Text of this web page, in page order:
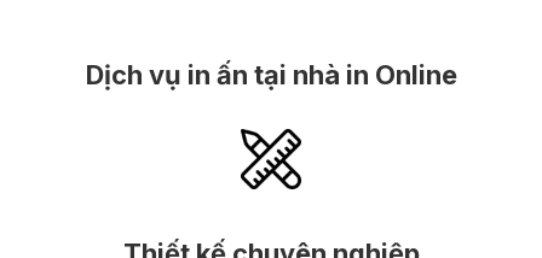
Dịch vụ in ấn tại nhà in Online